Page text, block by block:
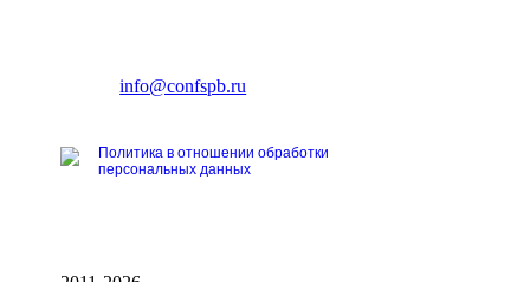
E-mail:info@confspb.ru
Политика в отношении обработки
персональных данных